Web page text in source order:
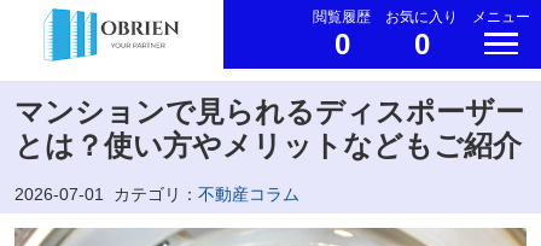
閲覧履歴
0
お気に入り
0
メニュー
マンションで見られるディスポーザー
とは？使い方やメリットなどもご紹介
2026-07-01 カテゴリ： 不動産コラム